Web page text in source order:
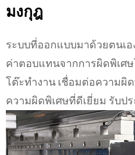
มงกุฎ
ระบบที่ออกแบบมาด้วยตนเ
ค่าตอบแทนจากการผิดพิเศ
โต๊ะทำงาน เชื่อมต่อความผิ
ความผิดพิเศษที่ดีเยี่ยม รับป